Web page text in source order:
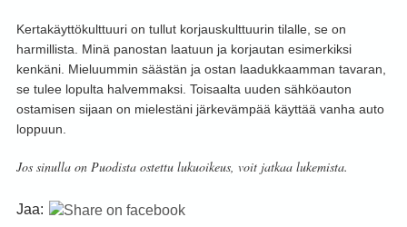
Kertakäyttökulttuuri on tullut korjauskulttuurin tilalle, se on
harmillista. Minä panostan laatuun ja korjautan esimerkiksi
kenkäni. Mieluummin säästän ja ostan laadukkaamman tavaran,
se tulee lopulta halvemmaksi. Toisaalta uuden sähköauton
ostamisen sijaan on mielestäni järkevämpää käyttää vanha auto
loppuun.
Jos sinulla on Puodista ostettu lukuoikeus, voit jatkaa lukemista.
Jaa: